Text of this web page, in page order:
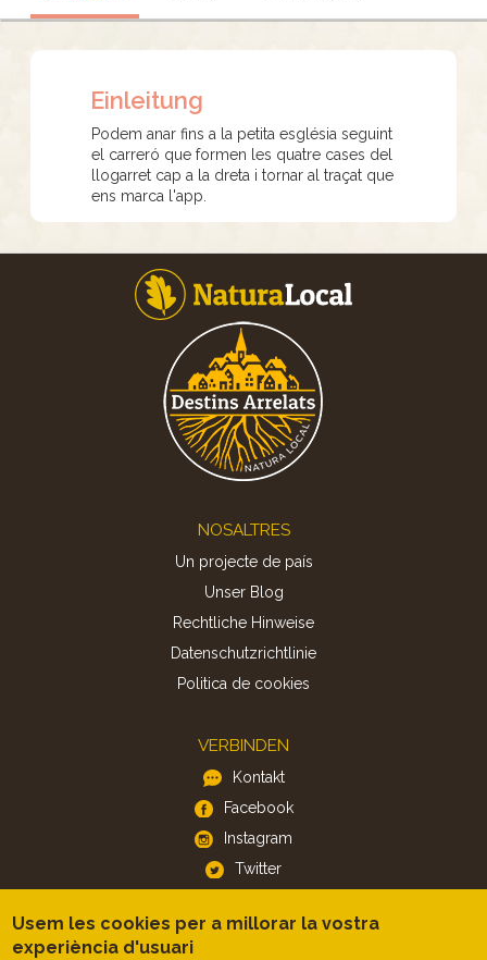
Einleitung
Podem anar fins a la petita església seguint
el carreró que formen les quatre cases del
llogarret cap a la dreta i tornar al traçat que
ens marca l'app.
NOSALTRES
Un projecte de país
Unser Blog
Rechtliche Hinweise
Datenschutzrichtlinie
Politica de cookies
VERBINDEN
Kontakt
Facebook
Instagram
Twitter
APP
Usem les cookies per a millorar la vostra
experiència d'usuari